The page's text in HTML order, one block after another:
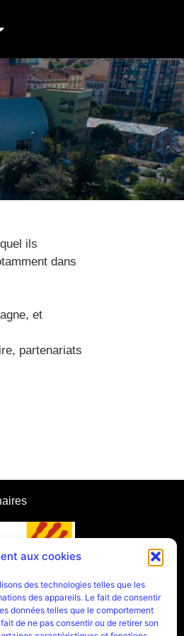
aux cookies
des technologies telles que les
des appareils. Le fait de consentir
données telles que le comportement
de ne pas consentir ou de retirer son
ils
dans
et
partenariats